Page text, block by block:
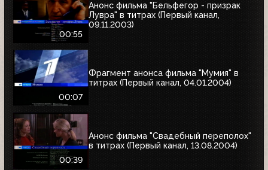
00:55
Анонс фильма "Бельфегор - призрак
Лувра" в титрах (Первый канал,
09.11.2003)
00:07
Фрагмент анонса фильма "Мумия" в
титрах (Первый канал, 04.01.2004)
00:39
Анонс фильма "Свадебный переполох"
в титрах (Первый канал, 13.08.2004)